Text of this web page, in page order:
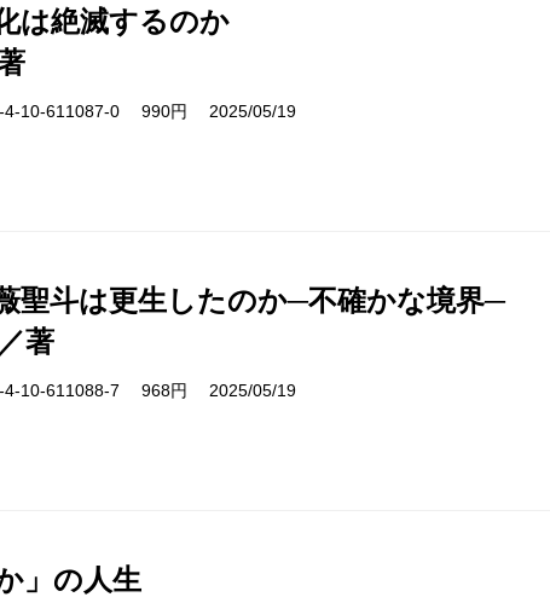
は絶滅するのか
10-611087-0 990円 2025/05/19
聖斗は更生したのか─不確かな境界─
著
10-611088-7 968円 2025/05/19
」の人生